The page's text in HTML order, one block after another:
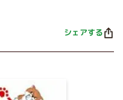
シェアする